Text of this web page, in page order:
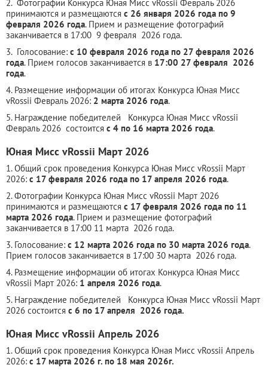
2. Фотографии Конкурса Юная Мисс vRossii Февраль 2026
принимаются и размещаются с 26 января 2026 года по 9
февраля 2026 года. Прием и размещение фотографий
заканчивается в 17:00 9 февраля 2026 года.
3. Голосование: с 10 февраля 2026 года по 27 февраля 2026
года. Прием голосов заканчивается в 17:00 27 февраля 2026
года.
4. Размещение информации об итогах Конкурса Юная Мисс
vRossii Февраль 2026: 2 марта 2026 года.
5. Награждение победителей Конкурса Юная Мисс vRossii
Февраль 2026 состоится с 4 по 16 марта 2026 года.
Юная Мисс vRossii Март 2026
1. Общий срок проведения Конкурса Юная Мисс vRossii Март
2026: с 17 февраля 2026 года по 17 апреля 2026 года.
2. Фотографии Конкурса Юная Мисс vRossii Март 2026
принимаются и размещаются с 17 февраля 2026 года по 11
марта 2026 года. Прием и размещение фотографий
заканчивается в 17:00 11 марта 2026 года.
3. Голосование: с 12 марта 2026 года по 30 марта 2026 года.
Прием голосов заканчивается в 17:00 30 марта 2026 года.
4. Размещение информации об итогах Конкурса Юная Мисс
vRossii Март 2026: 1 апреля 2026 года.
5. Награждение победителей Конкурса Юная Мисс vRossii Март
2026 состоится с 6 по 17 апреля 2026 года.
Юная Мисс vRossii Апрель 2026
1. Общий срок проведения Конкурса Юная Мисс vRossii Апрель
2026: с 17 марта 2026 г. по 18 мая 2026г.